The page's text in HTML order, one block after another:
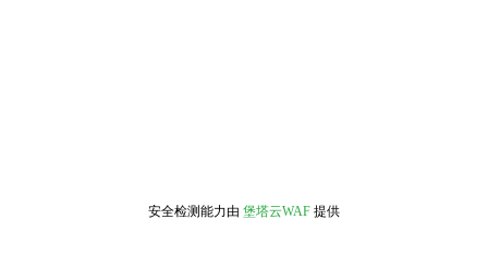
安全检测能力由 堡塔云WAF 提供